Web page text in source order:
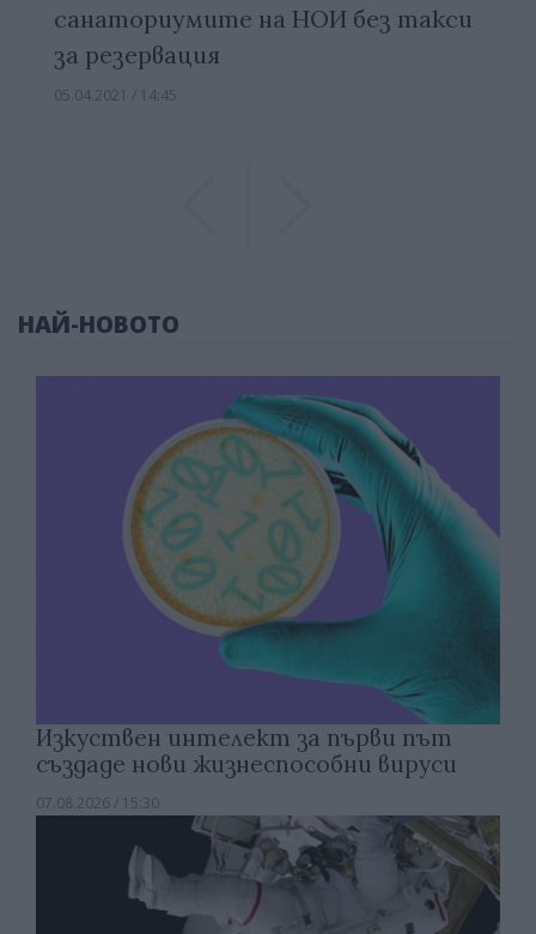
санаториумите на НОИ без такси
за резервация
05.04.2021 / 14:45
НАЙ-НОВОТО
Изкуствен интелект за първи път
създаде нови жизнеспособни вируси
07.08.2026 / 15:30